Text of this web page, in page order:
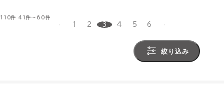
110件 41件～60件
1 2 3 4 5 6
絞り込み